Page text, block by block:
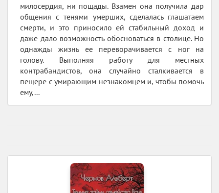
милосердия, ни пощады. Взамен она получила дар
общения с тенями умерших, сделалась глашатаем
смерти, и это приносило ей стабильный доход и
даже дало возможность обосноваться в столице. Но
однажды жизнь ее переворачивается с ног на
голову. Выполняя работу для местных
контрабандистов, она случайно сталкивается в
пещере с умирающим незнакомцем и, чтобы помочь
ему,...